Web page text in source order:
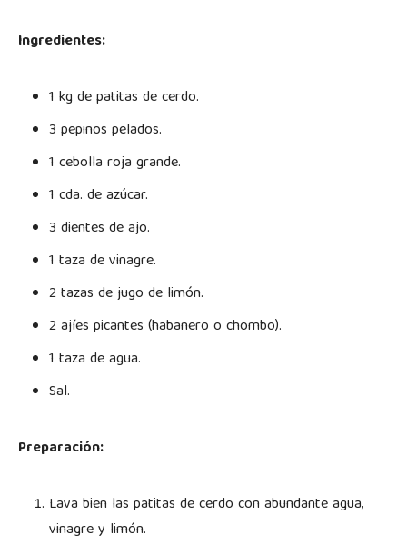
Ingredientes:
1 kg de patitas de cerdo.
3 pepinos pelados.
1 cebolla roja grande.
1 cda. de azúcar.
3 dientes de ajo.
1 taza de vinagre.
2 tazas de jugo de limón.
2 ajíes picantes (habanero o chombo).
1 taza de agua.
Sal.
Preparación:
Lava bien las patitas de cerdo con abundante agua,
vinagre y limón.